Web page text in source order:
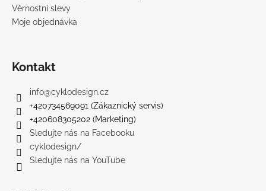
Věrnostní slevy
Moje objednávka
Kontakt
info@cyklodesign.cz
+420734569091 (Zákaznický servis)
+420608305202 (Marketing)
Sledujte nás na Facebooku
cyklodesign/
Sledujte nás na YouTube